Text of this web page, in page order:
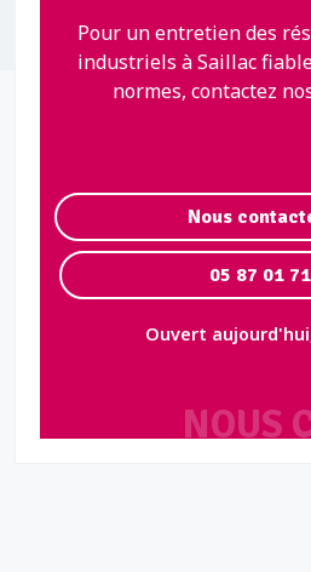
NOUS
Pour un entretien des
industriels à Saillac
normes, contactez
Nous
05 87 01
Ouvert